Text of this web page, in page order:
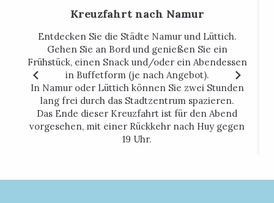
Kreuzfahrt nach Namur
Entdecken Sie die Städte Namur und Lüttich.
Gehen Sie an Bord und genießen Sie ein
Frühstück, einen Snack und/oder ein Abendessen
in Buffetform (je nach Angebot).
In Namur oder Lüttich können Sie zwei Stunden
lang frei durch das Stadtzentrum spazieren.
Das Ende dieser Kreuzfahrt ist für den Abend
vorgesehen, mit einer Rückkehr nach Huy gegen
19 Uhr.